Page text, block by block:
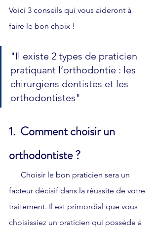
Voici 3 conseils qui vous aideront à
faire le bon choix !
"Il existe 2 types de praticien
pratiquant l’orthodontie : les
chirurgiens dentistes et les
orthodontistes"
1.  Comment choisir un
orthodontiste ?
facteur décisif dans la réussite de votre
traitement. Il est primordial que vous
choisissiez un praticien qui possède à